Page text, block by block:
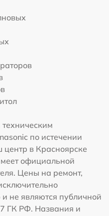
по истечении
в Красноярске
официальной
Цены на ремонт,
не являются публичной
ГК РФ. Названия и